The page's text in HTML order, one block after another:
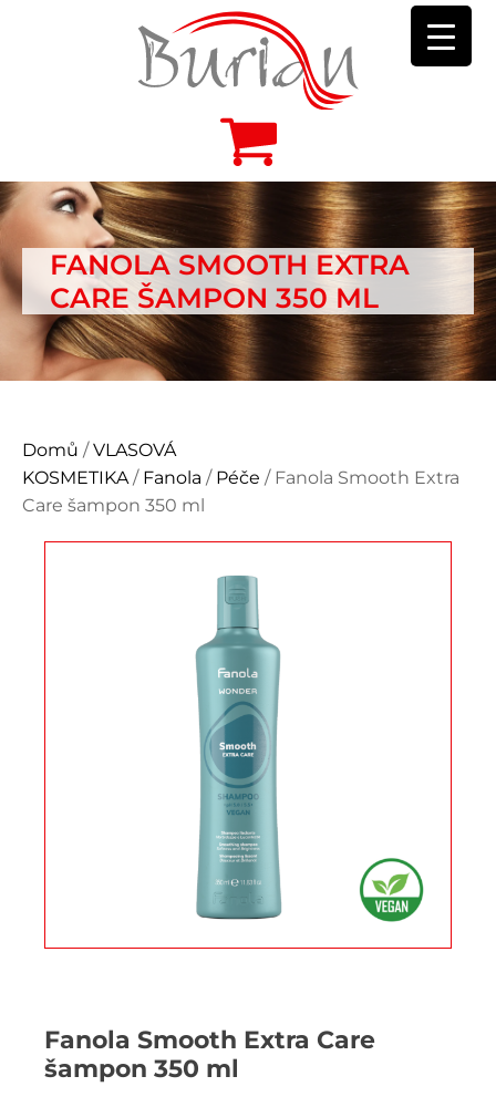
FANOLA SMOOTH EXTRA
CARE ŠAMPON 350 ML
Domů /VLASOVÁ
KOSMETIKA / Fanola / Péče / Fanola Smooth Extra
Care šampon 350 ml
Fanola Smooth Extra Care
šampon 350 ml